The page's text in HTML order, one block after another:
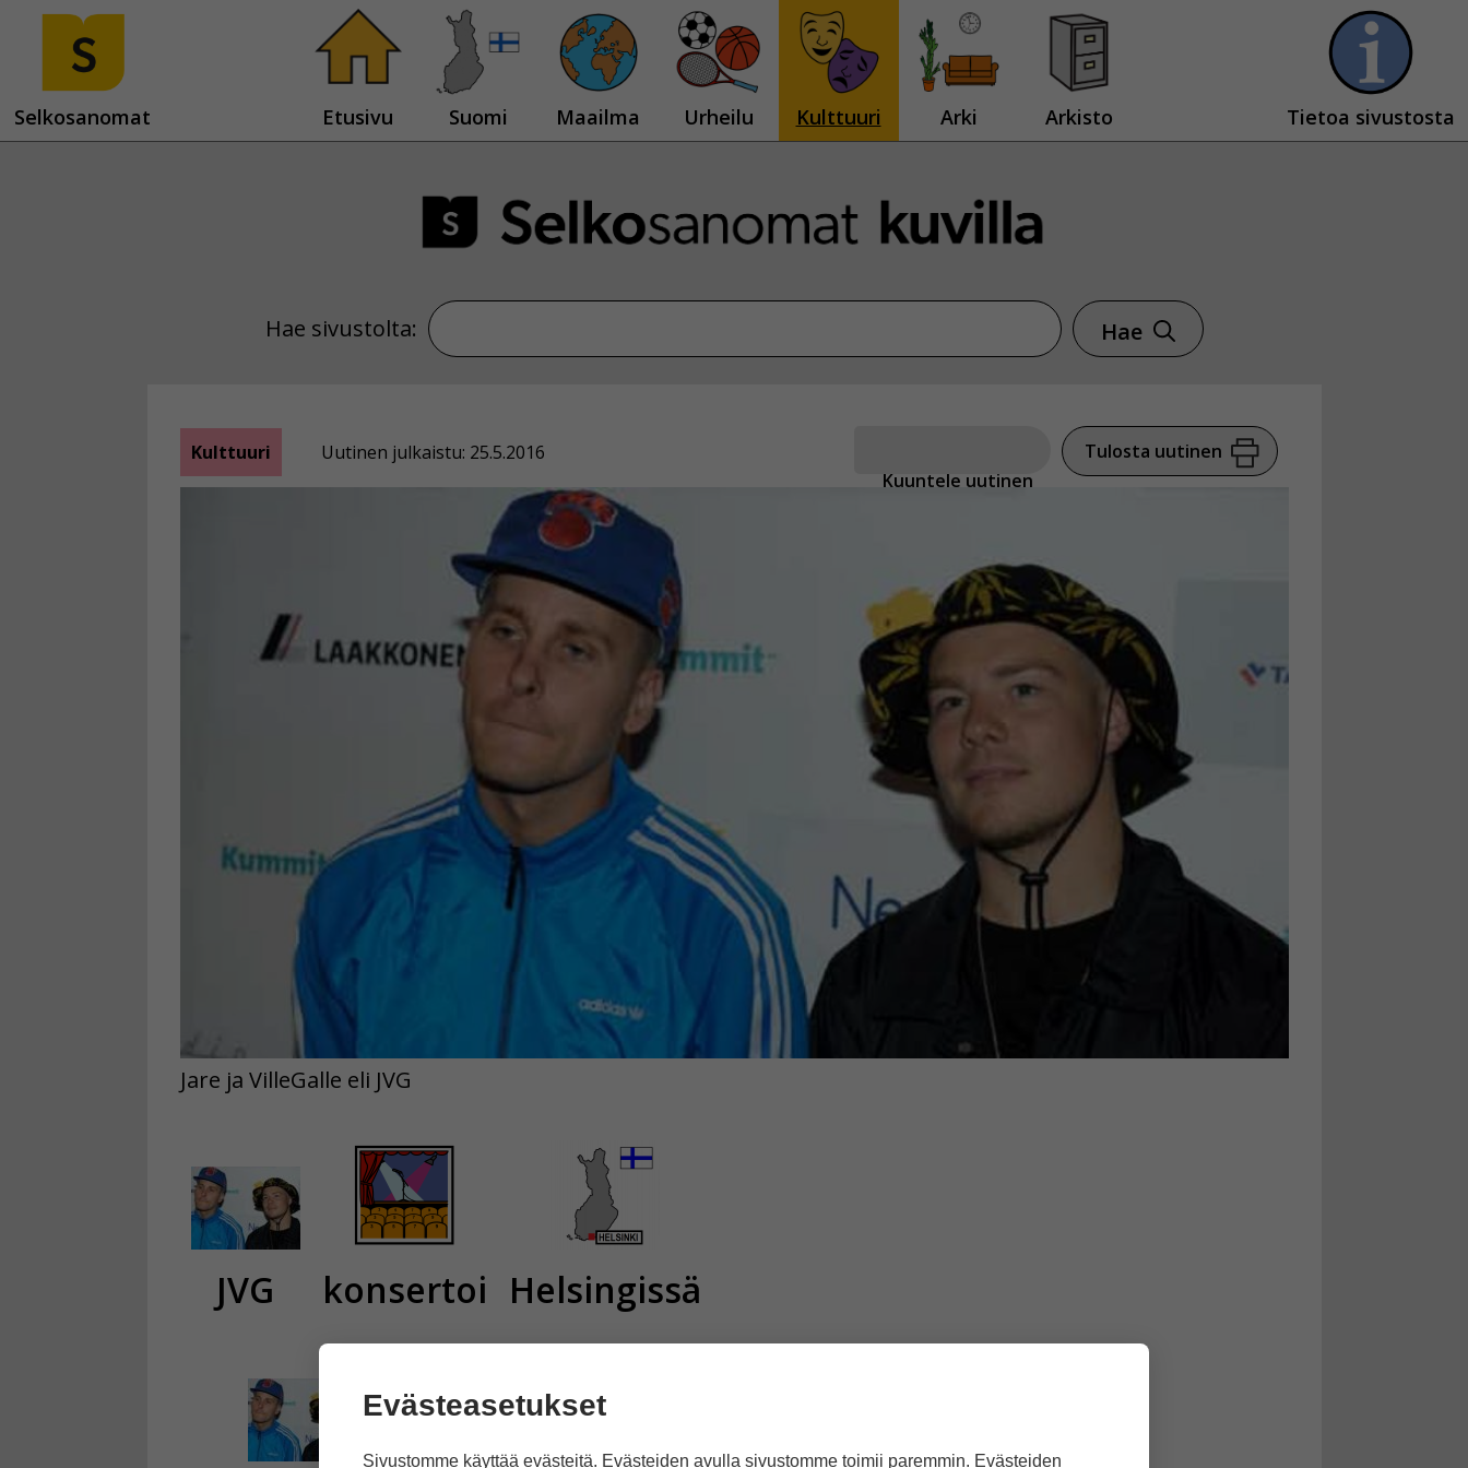
Selkosanomat Etusivu Suomi Maailma Urheilu Kulttuuri Arki Arkisto Tietoa sivustosta
Hae sivustolta: Hae
Kulttuuri
Uutinen julkaistu: 25.5.2016
Kuuntele uutinen
Tulosta uutinen
JVG konsertoi Helsingissä
Jare ja VilleGalle eli JVG
Evästeasetukset
Sivustomme käyttää evästeitä. Evästeiden avulla sivustomme toimii paremmin. Evästeiden